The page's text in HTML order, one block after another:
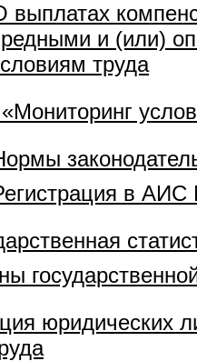
выплатах
и (или)
труда
в АИС
юридических